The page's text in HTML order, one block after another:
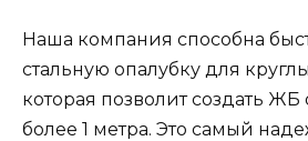
Наша компания способна
стальную опалубку для
которая позволит создать
более 1 метра. Это самый